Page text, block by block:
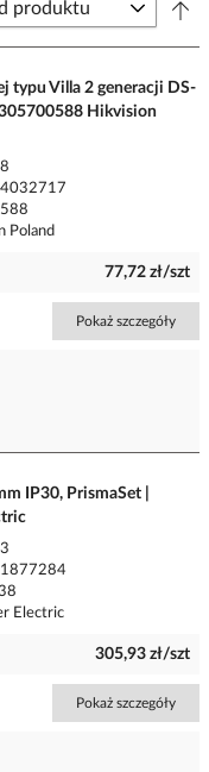
typu Villa 2 generacji DS-
Hikvision
Poland
77,72 zł/szt
Pokaż szczegóły
IP30, PrismaSet |
Electric
305,93 zł/szt
Pokaż szczegóły